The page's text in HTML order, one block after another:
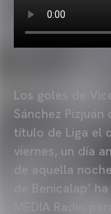
Los goles de
Sánchez Pizjuán
título de Liga el
viernes, un día
de aquella
de Benicalap’
MEDIA Radio